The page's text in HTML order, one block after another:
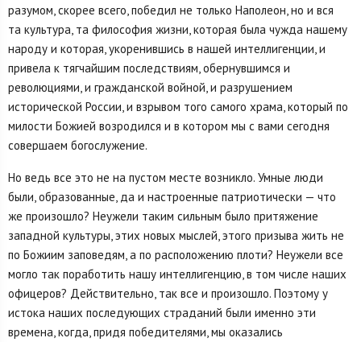
разумом, скорее всего, победил не только Наполеон, но и вся
та культура, та философия жизни, которая была чужда нашему
народу и которая, укоренившись в нашей интеллигенции, и
привела к тягчайшим последствиям, обернувшимся и
революциями, и гражданской войной, и разрушением
исторической России, и взрывом того самого храма, который по
милости Божией возродился и в котором мы с вами сегодня
совершаем богослужение.
Но ведь все это не на пустом месте возникло. Умные люди
были, образованные, да и настроенные патриотически — что
же произошло? Неужели таким сильным было притяжение
западной культуры, этих новых мыслей, этого призыва жить не
по Божиим заповедям, а по расположению плоти? Неужели все
могло так поработить нашу интеллигенцию, в том числе наших
офицеров? Действительно, так все и произошло. Поэтому у
истока наших последующих страданий были именно эти
времена, когда, придя победителями, мы оказались